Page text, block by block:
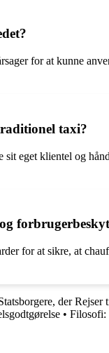
for at kunne
taxi?
eget klientel og
for at sikre, at
der Rejser
• Filosofi: